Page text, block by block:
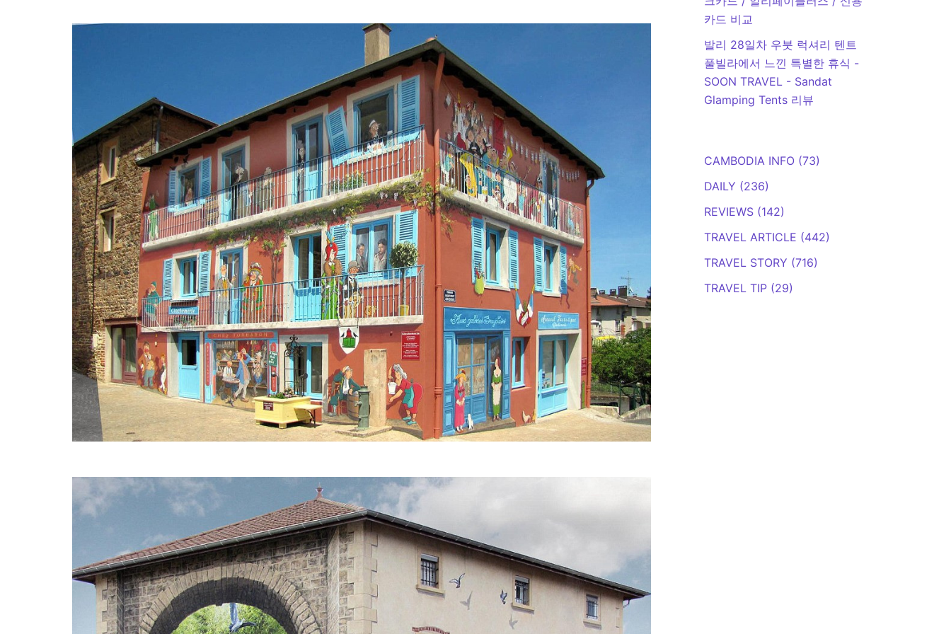
카드 비교
발리 28일차 우붓 럭셔리 텐트
풀빌라에서 느낀 특별한 휴식 -
SOON TRAVEL- Sandat
Glamping Tents 리뷰
CAMBODIA INFO(73)
DAILY (236)
REVIEWS(142)
TRAVEL ARTICLE (442)
TRAVEL STORY (716)
TRAVEL TIP(29)